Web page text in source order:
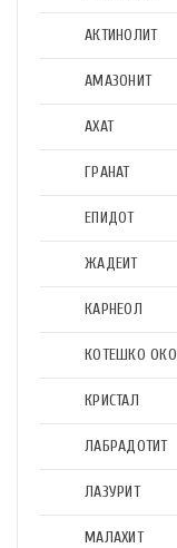
АКТИНОЛИТ
АМАЗОНИТ
АХАТ
ГРАНАТ
ЕПИДОТ
ЖАДЕИТ
КАРНЕОЛ
КОТЕШКО ОКО
КРИСТАЛ
ЛАБРАДОТИТ
ЛАЗУРИТ
МАЛАХИТ